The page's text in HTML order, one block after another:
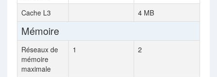
Cache L3 4 MB
Mémoire
Réseaux de
mémoire
maximale
1 2